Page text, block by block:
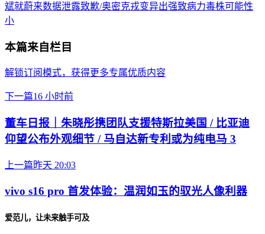
斌就蔚来数据泄露致歉/奥密克戎变异出强致病力毒株可能性
小
本篇来自栏目
解锁订阅模式，获得更多专属优质内容
下一篇16 小时前
董车日报｜朱晓彤携团队支援特斯拉美国 / 比亚迪
仰望公布外观细节 / 马自达新专利或为纯电马 3
上一篇昨天 20:03
vivo s16 pro 首发体验：温润如玉的驭光人像利器
爱范儿，让未来触手可及